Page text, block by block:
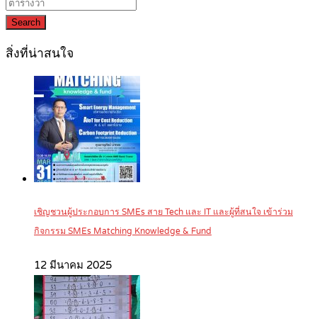
Search
สิ่งที่น่าสนใจ
เชิญชวนผู้ประกอบการ SMEs สาย Tech และ IT และผู้ที่สนใจ เข้าร่วม
กิจกรรม SMEs Matching Knowledge & Fund
12 มีนาคม 2025